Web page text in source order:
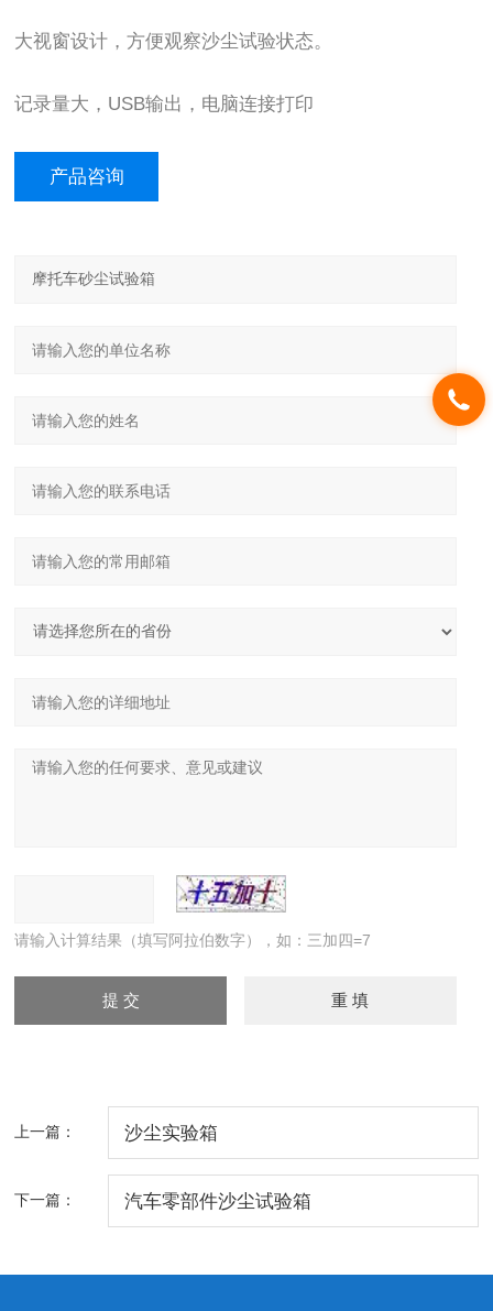
大视窗设计，方便观察沙尘试验状态。
记录量大，USB输出，电脑连接打印
产品咨询
请输入计算结果（填写阿拉伯数字），如：三加四=7
上一篇： 沙尘实验箱
下一篇： 汽车零部件沙尘试验箱